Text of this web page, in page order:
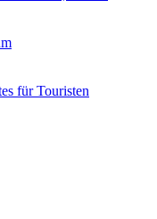
für Touristen